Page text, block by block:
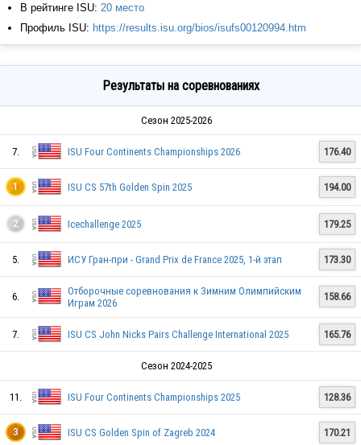
В рейтинге ISU: 20 место
Профиль ISU: https://results.isu.org/bios/isufs00120994.htm
Результаты на соревнованиях
Сезон 2025-2026
7. ISU Four Continents Championships 2026 176.40
1 ISU CS 57th Golden Spin 2025 194.00
2 Icechallenge 2025 179.25
5. ИСУ Гран-при - Grand Prix de France 2025, 1-й этап 173.30
6.
Отборочные соревнования к Зимним Олимпийским
Играм 2026
158.66
7. ISU CS John Nicks Pairs Challenge International 2025 165.76
Сезон 2024-2025
11. ISU Four Continents Championships 2025 128.36
3 ISU CS Golden Spin of Zagreb 2024 170.21